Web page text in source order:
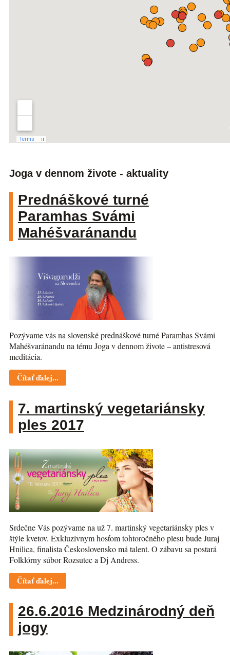
Joga v dennom živote - aktuality
Prednáškové turné
Paramhas Svámi
Mahéšvaránandu
Pozývame vás na slovenské prednáškové turné Paramhas Svámi
Mahéšvaránandu na tému Joga v dennom živote – antistresová
meditácia.
Čítať ďalej...
7. martinský vegetariánsky
ples 2017
Srdečne Vás pozývame na už 7. martinský vegetariánsky ples v
štýle kvetov. Exkluzívnym hosťom tohtoročného plesu bude Juraj
Hnilica, finalista Československo má talent. O zábavu sa postará
Folklórny súbor Rozsutec a Dj Andress.
Čítať ďalej...
26.6.2016 Medzinárodný deň
jogy